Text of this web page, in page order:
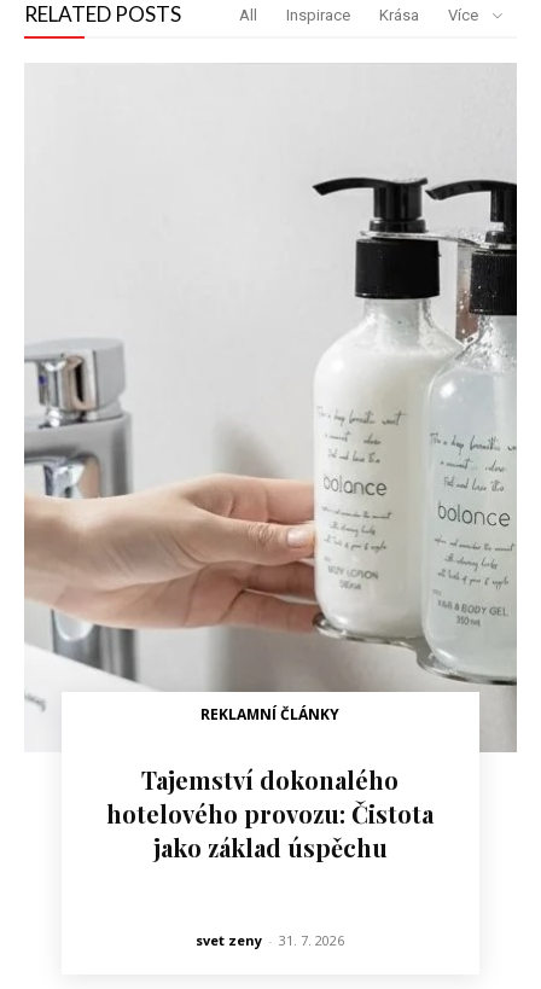
RELATED POSTS All Inspirace Krása Více
REKLAMNÍ ČLÁNKY
Tajemství dokonalého
hotelového provozu: Čistota
jako základ úspěchu
svet zeny - 31. 7. 2026